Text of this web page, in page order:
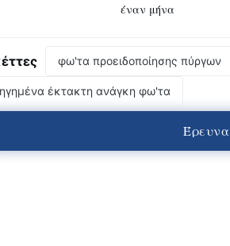
έναν μήνα
φω'τα προειδοποίησης πύργων
έκτακτη ανάγκη φω'τα
Έρευνα